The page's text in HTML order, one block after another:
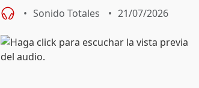
Sonido Totales 21/07/2026